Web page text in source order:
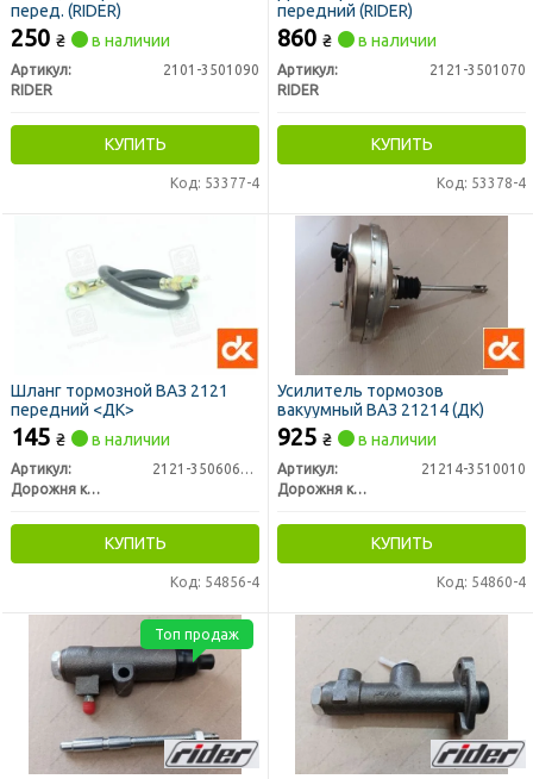
перед. (RIDER)
250 ₴ в наличии
Артикул:
2101-3501090
RIDER
КУПИТЬ
Код: 53377-4
передний (RIDER)
860 ₴ в наличии
Артикул:
2121-3501070
RIDER
КУПИТЬ
Код: 53378-4
Шланг тормозной ВАЗ 2121
передний <ДК>
145 ₴ в наличии
Артикул:
2121-3506061-10
Дорожня карта
КУПИТЬ
Код: 54856-4
Усилитель тормозов
вакуумный ВАЗ 21214 (ДК)
925 ₴ в наличии
Артикул:
21214-3510010
Дорожня карта
КУПИТЬ
Код: 54860-4
Топ продаж